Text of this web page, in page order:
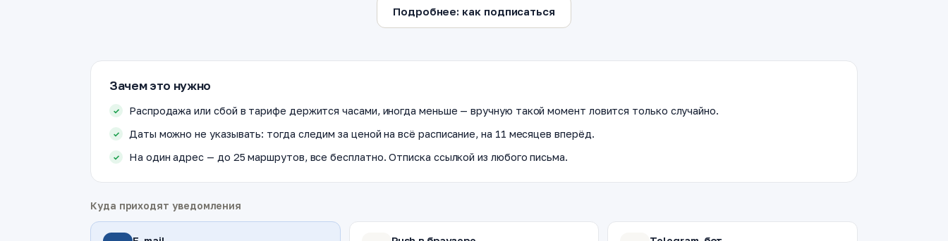
Подробнее: как подписаться
Зачем это нужно
Распродажа или сбой в тарифе держится часами, иногда меньше — вручную такой момент ловится только случайно.
Даты можно не указывать: тогда следим за ценой на всё расписание, на 11 месяцев вперёд.
На один адрес — до 25 маршрутов, все бесплатно. Отписка ссылкой из любого письма.
Куда приходят уведомления